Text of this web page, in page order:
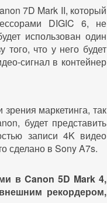
7D Mark II, который
DIGIC 6, не
использован один
того, что у него будет
сигнал в контейнер
маркетинга, так
будет представить
записи 4K видео
сделано в Sony A7s.
в Canon 5D Mark 4,
рекордером,